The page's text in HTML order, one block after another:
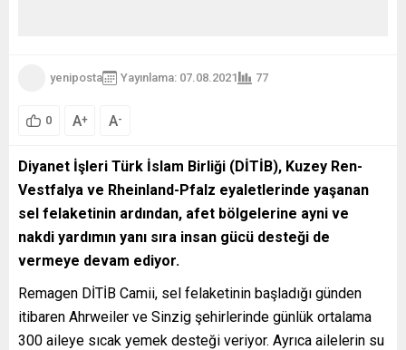
yeniposta Yayınlama: 07.08.2021 77
0 A+ A-
Diyanet İşleri Türk İslam Birliği (DİTİB), Kuzey Ren-
Vestfalya ve Rheinland-Pfalz eyaletlerinde yaşanan
sel felaketinin ardından, afet bölgelerine ayni ve
nakdi yardımın yanı sıra insan gücü desteği de
vermeye devam ediyor.
Remagen DİTİB Camii, sel felaketinin başladığı günden
itibaren Ahrweiler ve Sinzig şehirlerinde günlük ortalama
300 aileye sıcak yemek desteği veriyor. Ayrıca ailelerin su